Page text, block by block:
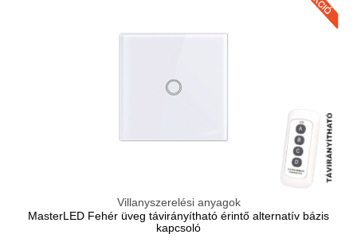
Villanyszerelési anyagok
MasterLED Fehér üveg távirányítható érintő alternatív bázis
kapcsoló